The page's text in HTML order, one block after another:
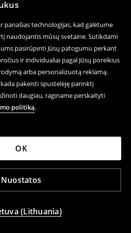
panašias technologijas, kad galėtume
naudojantis mūsų svetaine. Sutikdami
pasirūpinti Jūsų patogumu perkant
ir individualiai pagal Jūsų poreikius
arba personalizuotą reklamą.
pakeisti spustelėję parinktį
daugiau, raginame perskaityti
politiką.
Nuostatos
OK
(Lithuania)
Marškinėliai su užrašu